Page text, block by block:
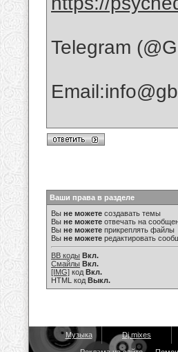
Telegram
Ваши права в разделе
Вы не можете создавать темы
Вы не можете отвечать на
Вы не можете прикреплять файлы
Вы не можете редактировать
BB коды Вкл.
Смайлы Вкл.
[IMG] код Вкл.
HTML код Выкл.
Музыка Dj mixes